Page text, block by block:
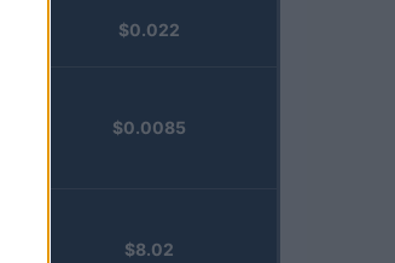
$0.022
$0.0085
$8.02